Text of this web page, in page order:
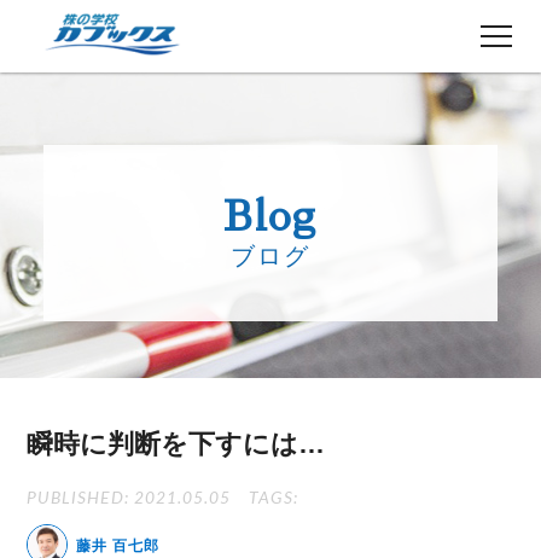
５分でわかるカブックス
授業日程
生徒さんの声
講師ブログ
お知らせ
Blog
ブログ
瞬時に判断を下すには…
PUBLISHED: 2021.05.05 TAGS:
藤井 百七郎